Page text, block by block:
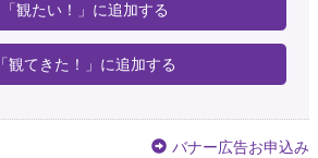
「観たい！」に追加する
「観てきた！」に追加する
バナー広告お申込み